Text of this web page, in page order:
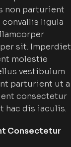
non parturient
ligula
sit. Imperdiet
molestie
vestibulum
parturient ut a
consectetur
hac dis iaculis.
Consectetur